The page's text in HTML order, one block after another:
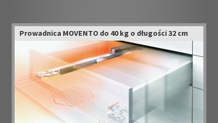
Prowadnica MOVENTO do 40 kg o długości 32 cm